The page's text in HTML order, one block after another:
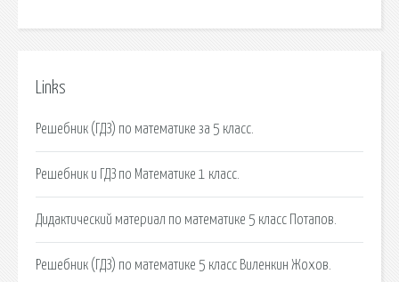
Links
Решебник (ГДЗ) по математике за 5 класс.
Решебник и ГДЗ по Математике 1 класс.
Дидактический материал по математике 5 класс Потапов.
Решебник (ГДЗ) по математике 5 класс Виленкин Жохов.